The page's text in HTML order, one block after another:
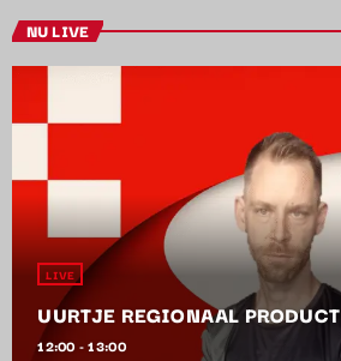
NU LIVE
LIVE
UURTJE REGIONAAL PRODUCT
12:00 - 13:00